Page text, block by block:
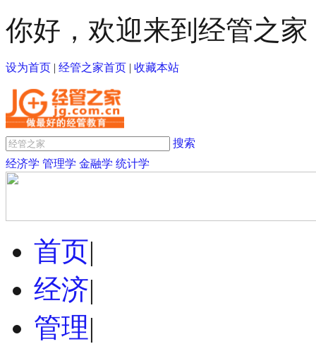
你好，欢迎来到经管之家
设为首页 | 经管之家首页 | 收藏本站
搜索
经济学 管理学 金融学 统计学
首页|
经济|
管理|